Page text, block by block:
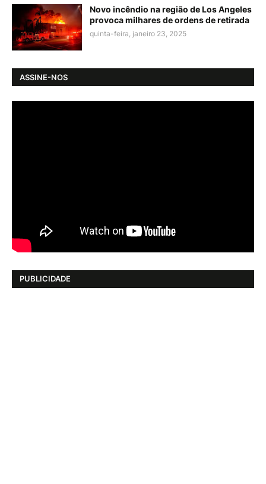
Novo incêndio na região de Los Angeles
provoca milhares de ordens de retirada
quinta-feira, janeiro 23, 2025
ASSINE-NOS
PUBLICIDADE